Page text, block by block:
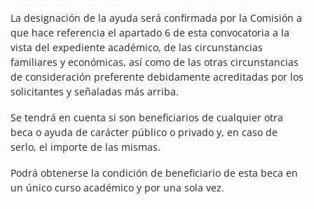
La designación de la ayuda será confirmada por la Comisión a
que hace referencia el apartado 6 de esta convocatoria a la
vista del expediente académico, de las circunstancias
familiares y económicas, así como de las otras circunstancias
de consideración preferente debidamente acreditadas por los
solicitantes y señaladas más arriba.
Se tendrá en cuenta si son beneficiarios de cualquier otra
beca o ayuda de carácter público o privado y, en caso de
serlo, el importe de las mismas.
Podrá obtenerse la condición de beneficiario de esta beca en
un único curso académico y por una sola vez.